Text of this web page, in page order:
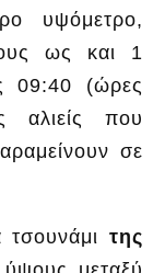
υψόμετρο,
ως και 1
09:40 (ώρες
αλιείς που
σε
τσουνάμι της